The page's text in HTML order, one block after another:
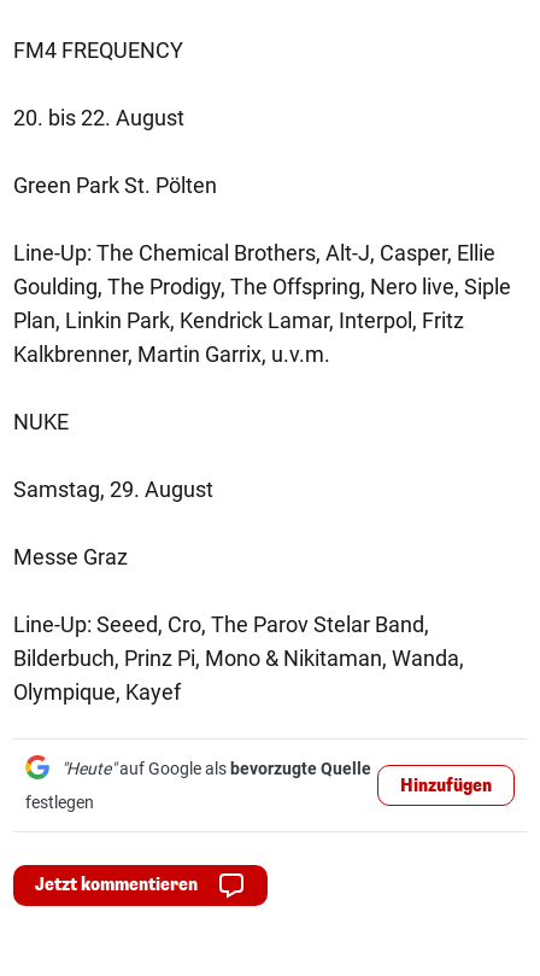
FM4 FREQUENCY
20. bis 22. August
Green Park St. Pölten
Line-Up: The Chemical Brothers, Alt-J, Casper, Ellie
Goulding, The Prodigy, The Offspring, Nero live, Siple
Plan, Linkin Park, Kendrick Lamar, Interpol, Fritz
Kalkbrenner, Martin Garrix, u.v.m.
NUKE
Samstag, 29. August
Messe Graz
Line-Up: Seeed, Cro, The Parov Stelar Band,
Bilderbuch, Prinz Pi, Mono & Nikitaman, Wanda,
Olympique, Kayef
"Heute"auf Google als bevorzugte Quelle
festlegen
Hinzufügen
Jetzt kommentieren